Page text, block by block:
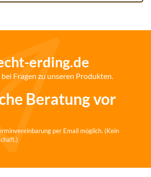
erding.de
Fragen zu unseren Produkten.
Beratung vor
per Email möglich. (Kein